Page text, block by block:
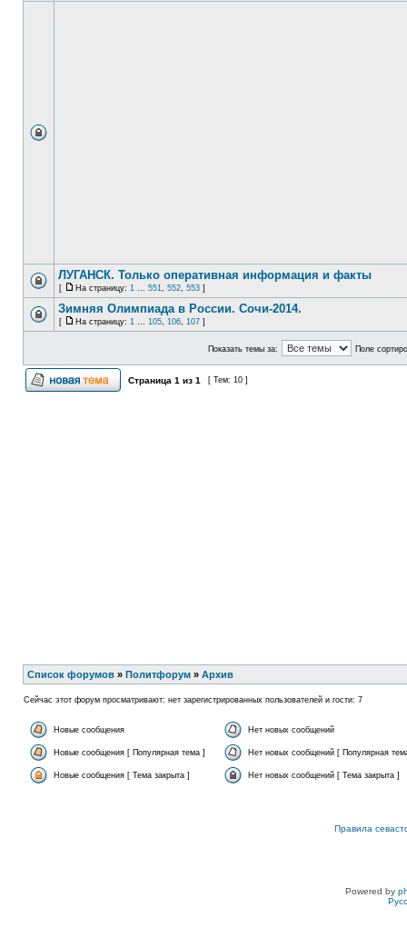
ЛУГАНСК. Только оперативная информация и факты
[ На страницу: 1 ... 551, 552, 553 ]
Зимняя Олимпиада в России. Сочи-2014.
[ На страницу: 1 ... 105, 106, 107 ]
Показать темы за: Поле
Страница 1 из 1 [ Тем: 10 ]
Список форумов » Политфорум » Архив
Сейчас этот форум просматривают: нет зарегистрированных пользователей и гости: 7
Новые сообщения Нет новых сообщений
Новые сообщения [ Популярная тема ] Нет новых сообщений [ Популярная
Новые сообщения [ Тема закрыта ] Нет новых сообщений [ Тема закрыта ]
Правила
Powered by